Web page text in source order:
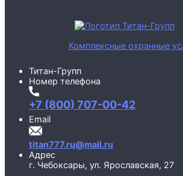
Комплексные охранные
Титан-Групп
Номер телефона
+7 (800) 707-00-42
Email
titan777.ru@mail.ru
Адрес
г. Чебоксары, ул. Ярославская, 27